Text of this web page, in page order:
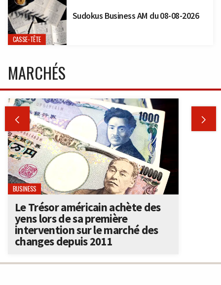
CASSE-TÊTE
Sudokus Business AM du 08-08-2026
MARCHÉS
 
BUSINESS
Le Trésor américain achète des
yens lors de sa première
intervention sur le marché des
changes depuis 2011